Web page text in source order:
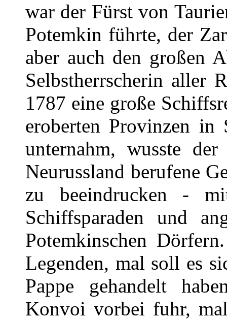
war der Fürst von
Potemkin führte, der
aber auch den großen
Selbstherrscherin aller
1787 eine große
eroberten Provinzen
unternahm, wusste
Neurussland berufene
zu beeindrucken -
Schiffsparaden und
Potemkinschen
Legenden, mal soll es
Pappe gehandelt
Konvoi vorbei fuhr,